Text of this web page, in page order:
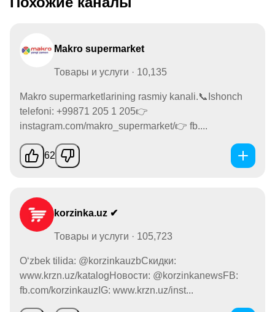
Makro supermarket
Товары и услуги · 10,135
Makro supermarketlarining rasmiy kanali.📞Ishonch
telefoni: +99871 205 1 205👉
instagram.com/makro_supermarket/👉 fb....
62
korzinka.uz ✔
Товары и услуги · 105,723
O‘zbek tilida: @korzinkauzbСкидки:
www.krzn.uz/katalogНовости: @korzinkanewsFB:
fb.com/korzinkauzIG: www.krzn.uz/inst...